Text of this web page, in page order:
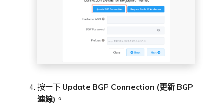
按一下 Update BGP Connection (更新 BGP
連線) 。